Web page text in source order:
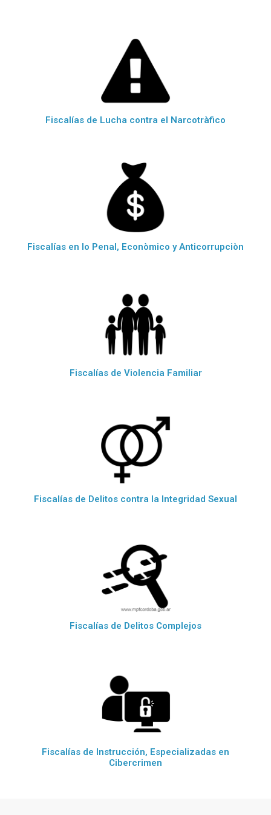
Fiscalías de Lucha contra el Narcotràfico
Fiscalías en lo Penal, Econòmico y Anticorrupciòn
Fiscalías de Violencia Familiar
Fiscalías de Delitos contra la Integridad Sexual
Fiscalías de Delitos Complejos
Fiscalías de Instrucción, Especializadas en
Cibercrimen